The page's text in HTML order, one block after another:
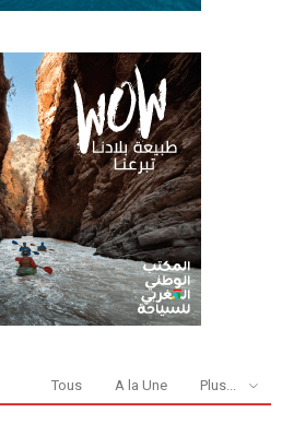
Tous A la Une Plus...